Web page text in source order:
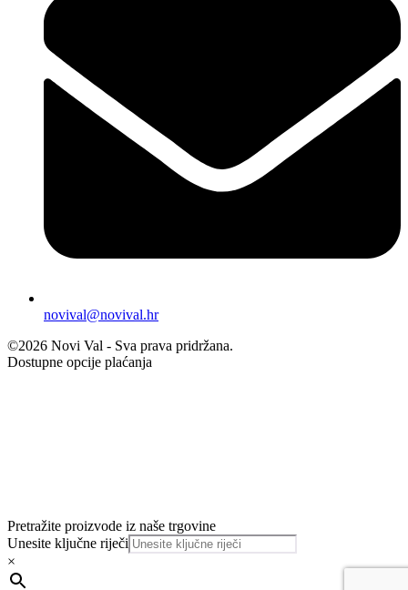
novival@novival.hr
©2026 Novi Val - Sva prava pridržana.
Dostupne opcije plaćanja
Pretražite proizvode iz naše trgovine
Unesite ključne riječi
×